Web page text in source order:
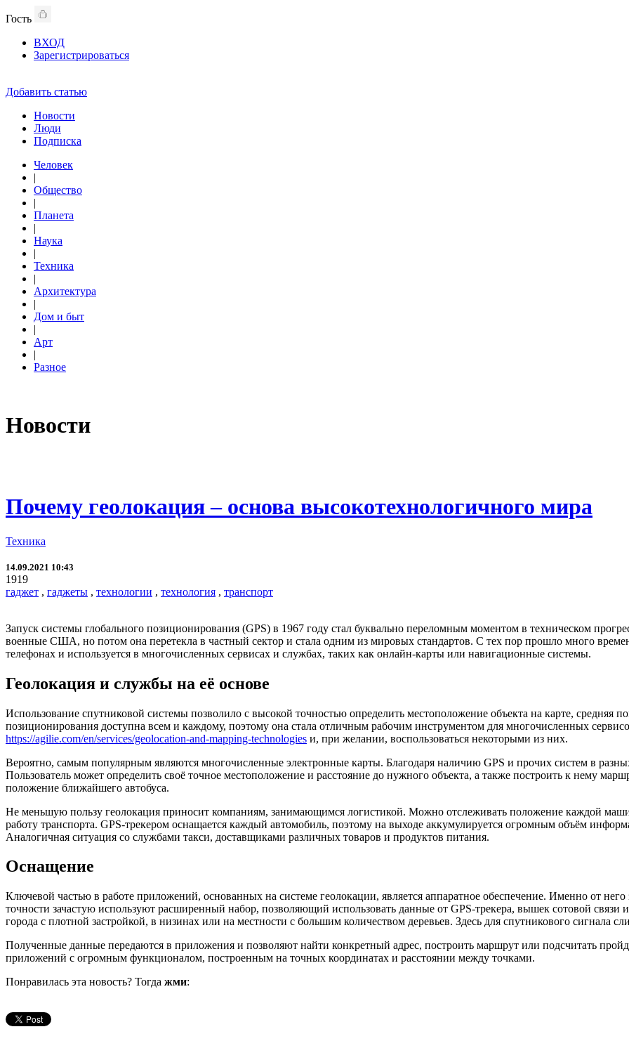
Гость
ВХОД
Зарегистрироваться
Добавить статью
Новости
Люди
Подписка
Человек
|
Общество
|
Планета
|
Наука
|
Техника
|
Архитектура
|
Дом и быт
|
Арт
|
Разное
Новости
Почему геолокация – основа высокотехнологичного мира
Техника
14.09.2021 10:43
1919
гаджет , гаджеты , технологии , технология , транспорт
Запуск системы глобального позиционирования (GPS) в 1967 году стал буквально переломным моментом в техническом
военные США, но потом она перетекла в частный сектор и стала одним из мировых стандартов. С тех пор прошло много
телефонах и используется в многочисленных сервисах и службах, таких как онлайн-карты или навигационные системы.
Геолокация и службы на её основе
Использование спутниковой системы позволило с высокой точностью определить местоположение объекта на карте, средняя
позиционирования доступна всем и каждому, поэтому она стала отличным рабочим инструментом для многочисленных
https://agilie.com/en/services/geolocation-and-mapping-technologies и, при желании, воспользоваться некоторыми из них.
Вероятно, самым популярным являются многочисленные электронные карты. Благодаря наличию GPS и прочих систем в
Пользователь может определить своё точное местоположение и расстояние до нужного объекта, а также построить к нему
положение ближайшего автобуса.
Не меньшую пользу геолокация приносит компаниям, занимающимся логистикой. Можно отслеживать положение каждой
работу транспорта. GPS-трекером оснащается каждый автомобиль, поэтому на выходе аккумулируется огромным объём
Аналогичная ситуация со службами такси, доставщиками различных товаров и продуктов питания.
Оснащение
Ключевой частью в работе приложений, основанных на системе геолокации, является аппаратное обеспечение. Именно от
точности зачастую используют расширенный набор, позволяющий использовать данные от GPS-трекера, вышек сотовой связи
города с плотной застройкой, в низинах или на местности с большим количеством деревьев. Здесь для спутникового сигнала
Полученные данные передаются в приложения и позволяют найти конкретный адрес, построить маршрут или подсчитать
приложений с огромным функционалом, построенным на точных координатах и расстоянии между точками.
Понравилась эта новость? Тогда жми: